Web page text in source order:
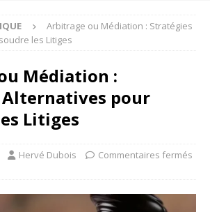
Arbitrage ou Médiation : Stratégies
les Litiges
Médiation :
pour
Litiges
Hervé Dubois Commentaires fermés